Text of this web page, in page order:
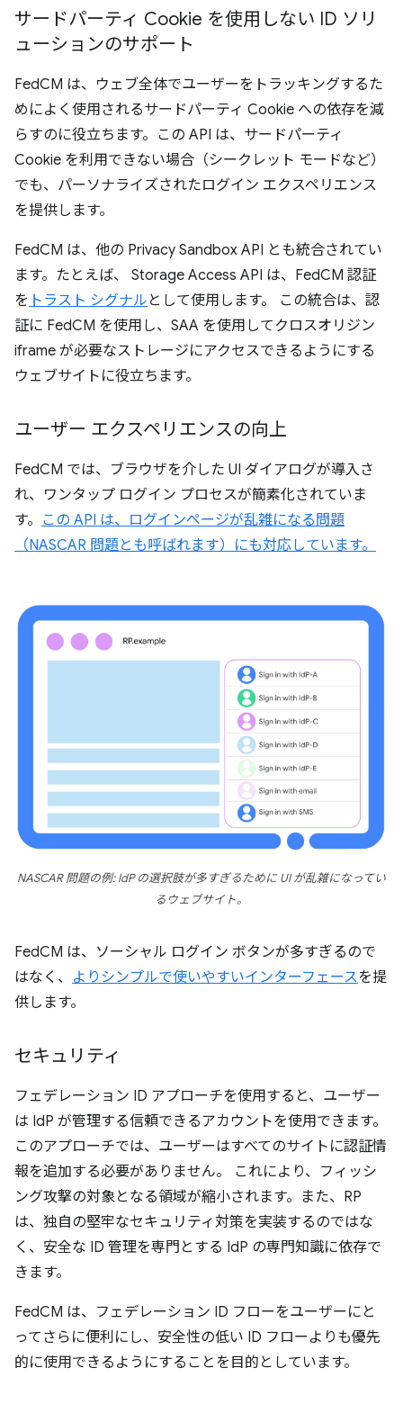
サードパーティ Cookie を使用しない ID ソリ
ューションのサポート
FedCM は、ウェブ全体でユーザーをトラッキングするた
めによく使用されるサードパーティ Cookie への依存を減
らすのに役立ちます。この API は、サードパーティ
Cookie を利用できない場合（シークレット モードなど）
でも、パーソナライズされたログイン エクスペリエンス
を提供します。
FedCM は、他の Privacy Sandbox API とも統合されてい
ます。たとえば、 Storage Access API は、FedCM 認証
を トラスト シグナル として使用します。 この統合は、認
証に FedCM を使用し、SAA を使用してクロスオリジン
iframe が必要なストレージにアクセスできるようにする
ウェブサイトに役立ちます。
ユーザー エクスペリエンスの向上
FedCM では、ブラウザを介した UI ダイアログが導入さ
れ、ワンタップ ログイン プロセスが簡素化されていま
す。 この API は、ログインページが乱雑になる問題
（NASCAR 問題とも呼ばれます）にも対応しています。
NASCAR 問題の例: IdP の選択肢が多すぎるために UI が乱雑になってい
るウェブサイト。
FedCM は、ソーシャル ログイン ボタンが多すぎるので
はなく、 よりシンプルで使いやすいインターフェースを提
供します。
セキュリティ
フェデレーション ID アプローチを使用すると、ユーザー
は IdP が管理する信頼できるアカウントを使用できます。
このアプローチでは、ユーザーはすべてのサイトに認証情
報を追加する必要がありません。 これにより、フィッシ
ング攻撃の対象となる領域が縮小されます。また、RP
は、独自の堅牢なセキュリティ対策を実装するのではな
く、安全な ID 管理を専門とする IdP の専門知識に依存で
きます。
FedCM は、フェデレーション ID フローをユーザーにと
ってさらに便利にし、安全性の低い ID フローよりも優先
的に使用できるようにすることを目的としています。